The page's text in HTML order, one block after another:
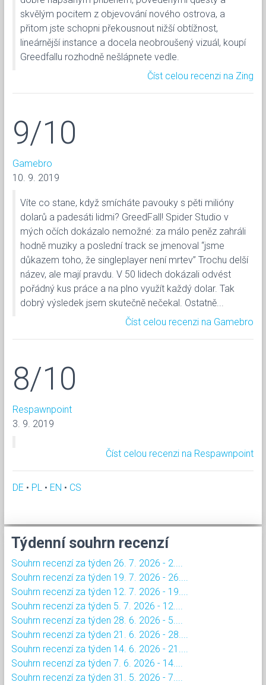
skvělým pocitem z objevování nového ostrova, a
přitom jste schopni překousnout nižší obtížnost,
lineárnější instance a docela neobroušený vizuál, koupí
Greedfallu rozhodně nešlápnete vedle.
Číst celou recenzi na Zing
9/10
Gamebro
10. 9. 2019
Víte co stane, když smícháte pavouky s pěti milióny
dolarů a padesáti lidmi? GreedFall! Spider Studio v
mých očích dokázalo nemožné: za málo peněz zahráli
hodně muziky a poslední track se jmenoval “jsme
důkazem toho, že singleplayer není mrtev” Trochu delší
název, ale mají pravdu. V 50 lidech dokázali odvést
pořádný kus práce a na plno využít každý dolar. Tak
dobrý výsledek jsem skutečně nečekal. Ostatně...
Číst celou recenzi na Gamebro
8/10
Respawnpoint
3. 9. 2019
Číst celou recenzi na Respawnpoint
DE • PL • EN • CS
Týdenní souhrn recenzí
Souhrn recenzí za týden 26. 7. 2026 - 2....
Souhrn recenzí za týden 19. 7. 2026 - 26....
Souhrn recenzí za týden 12. 7. 2026 - 19....
Souhrn recenzí za týden 5. 7. 2026 - 12....
Souhrn recenzí za týden 28. 6. 2026 - 5....
Souhrn recenzí za týden 21. 6. 2026 - 28....
Souhrn recenzí za týden 14. 6. 2026 - 21....
Souhrn recenzí za týden 7. 6. 2026 - 14....
Souhrn recenzí za týden 31. 5. 2026 - 7....